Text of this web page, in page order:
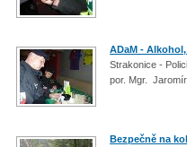
ADaM -
Strakonice -
por. Mgr.
Bezpečně na